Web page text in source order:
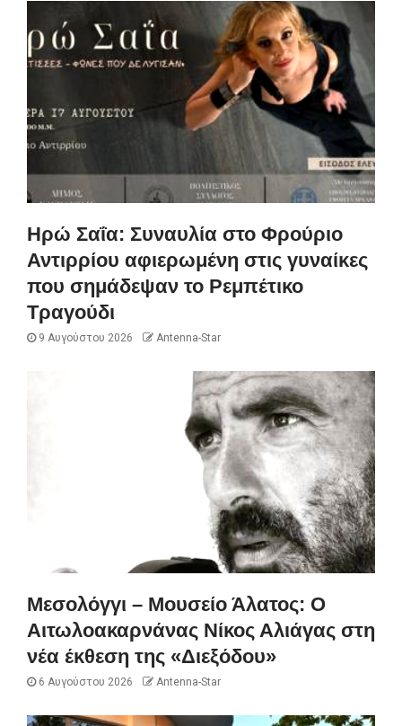
Ηρώ Σαΐα: Συναυλία στο Φρούριο
Αντιρρίου αφιερωμένη στις γυναίκες
που σημάδεψαν το Ρεμπέτικο
Τραγούδι
9 Αυγούστου 2026 Antenna-Star
Μεσολόγγι – Μουσείο Άλατος: Ο
Αιτωλοακαρνάνας Νίκος Αλιάγας στη
νέα έκθεση της «Διεξόδου»
6 Αυγούστου 2026 Antenna-Star